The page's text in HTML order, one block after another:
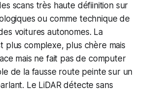
scans très haute défiinition sur
ou comme technique de
voitures autonomes. La
plus complexe, plus chère mais
mais ne fait pas de computer
de la fausse route peinte sur un
Le LiDAR détecte sans